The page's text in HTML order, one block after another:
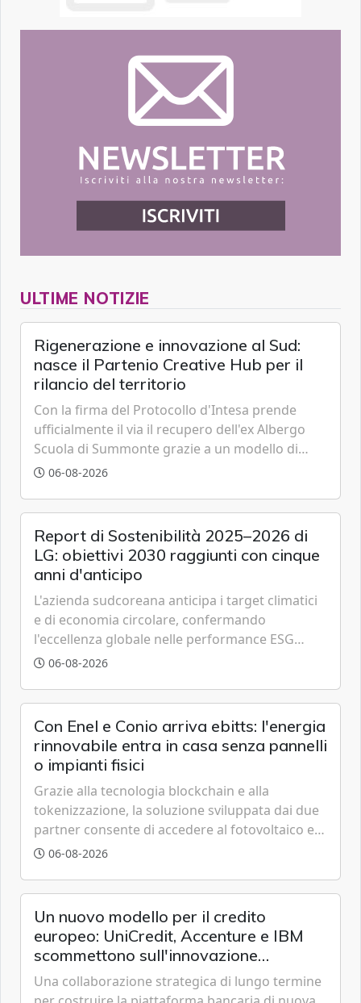
ULTIME NOTIZIE
Rigenerazione e innovazione al Sud:
nasce il Partenio Creative Hub per il
rilancio del territorio
Con la firma del Protocollo d'Intesa prende
ufficialmente il via il recupero dell'ex Albergo
Scuola di Summonte grazie a un modello di
partenariato pubblico-privato e a una rete di
06-08-2026
Report di Sostenibilità 2025–2026 di
LG: obiettivi 2030 raggiunti con cinque
anni d'anticipo
L'azienda sudcoreana anticipa i target climatici
e di economia circolare, confermando
l'eccellenza globale nelle performance ESG
grazie a innovazione, accessibilità e governance
06-08-2026
Con Enel e Conio arriva ebitts: l'energia
rinnovabile entra in casa senza pannelli
o impianti fisici
Grazie alla tecnologia blockchain e alla
tokenizzazione, la soluzione sviluppata dai due
partner consente di accedere al fotovoltaico e
all'eolico ottenendo risparmi diretti in bolletta,
06-08-2026
Un nuovo modello per il credito
europeo: UniCredit, Accenture e IBM
scommettono sull'innovazione
tecnologica
Una collaborazione strategica di lungo termine